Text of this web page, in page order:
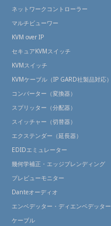
ネットワークコントローラー
マルチビューワー
KVM over IP
セキュアKVMスイッチ
KVMスイッチ
KVMケーブル（IP GARD社製品対応）
コンバーター（変換器）
スプリッター（分配器）
スイッチャー（切替器）
エクステンダー（延長器）
EDIDエミュレーター
幾何学補正・エッジブレンディング
プレビューモニター
Danteオーディオ
エンベデッター・ディエンベデッター
ケーブル